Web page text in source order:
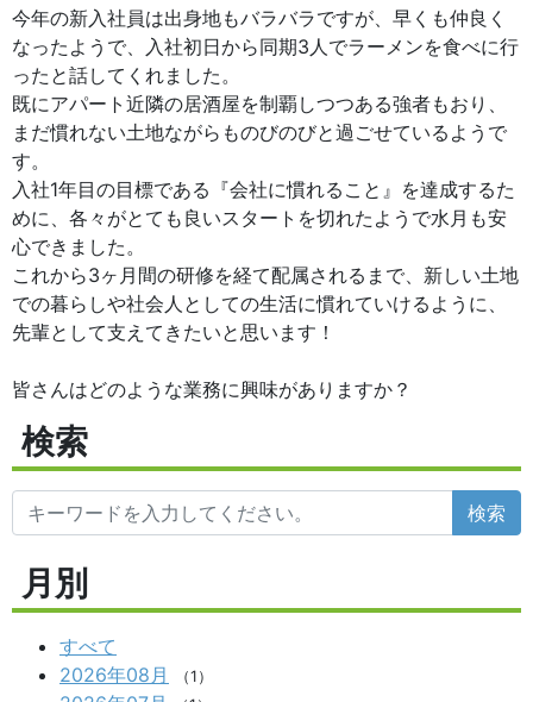
今年の新入社員は出身地もバラバラですが、早くも仲良く
なったようで、入社初日から同期3人でラーメンを食べに行
ったと話してくれました。
既にアパート近隣の居酒屋を制覇しつつある強者もおり、
まだ慣れない土地ながらものびのびと過ごせているようで
す。
入社1年目の目標である『会社に慣れること』を達成するた
めに、各々がとても良いスタートを切れたようで水月も安
心できました。
これから3ヶ月間の研修を経て配属されるまで、新しい土地
での暮らしや社会人としての生活に慣れていけるように、
先輩として支えてきたいと思います！
皆さんはどのような業務に興味がありますか？
検索
検索
月別
すべて
2026年08月
（1）